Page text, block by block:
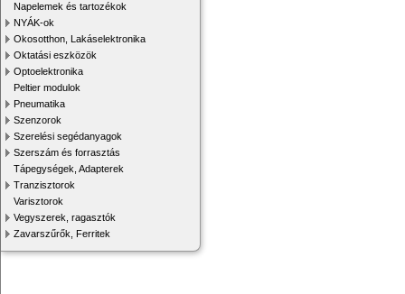
Napelemek és tartozékok
NYÁK-ok
Okosotthon, Lakáselektronika
Oktatási eszközök
Optoelektronika
Peltier modulok
Pneumatika
Szenzorok
Szerelési segédanyagok
Szerszám és forrasztás
Tápegységek, Adapterek
Tranzisztorok
Varisztorok
Vegyszerek, ragasztók
Zavarszűrők, Ferritek